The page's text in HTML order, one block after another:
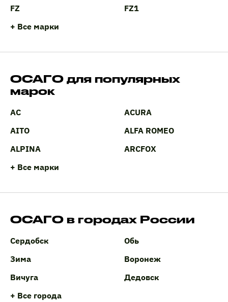
FZ
FZ1
+ Все марки
ОСАГО для популярных
марок
AC
ACURA
AITO
ALFA ROMEO
ALPINA
ARCFOX
+ Все марки
ОСАГО в городах России
Сердобск
Обь
Зима
Воронеж
Вичуга
Дедовск
+ Все города